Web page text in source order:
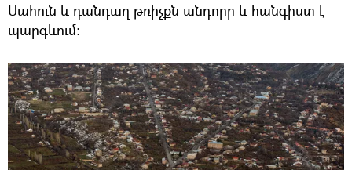
Սահուն և դանդաղ թռիչքն անդորր և հանգիստ է
պարգևում։